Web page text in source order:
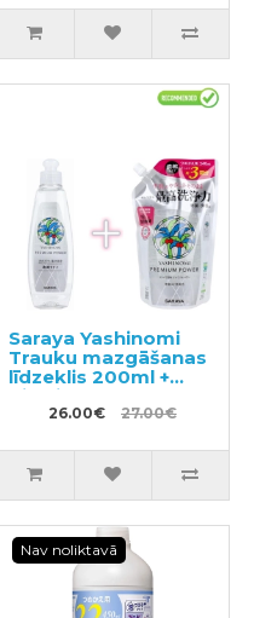
Saraya Yashinomi
Trauku mazgāšanas
līdzeklis 200ml +
pildviela 540ml
26.00€ 27.00€
Nav noliktavā